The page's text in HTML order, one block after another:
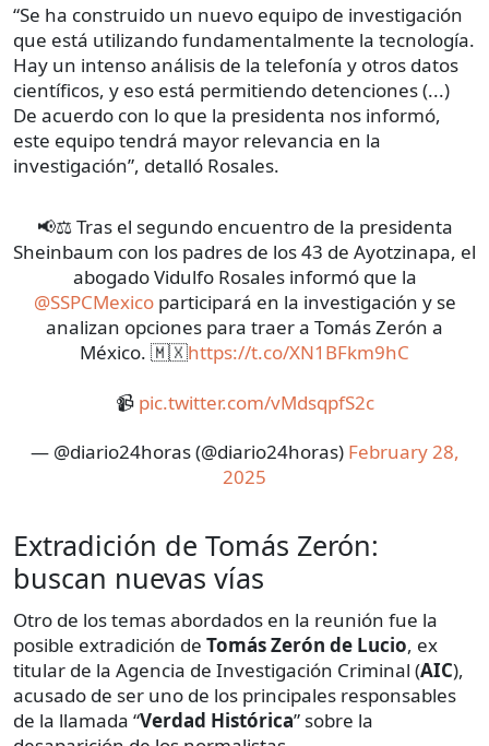
“Se ha construido un nuevo equipo de investigación
que está utilizando fundamentalmente la tecnología.
Hay un intenso análisis de la telefonía y otros datos
científicos, y eso está permitiendo detenciones (...)
De acuerdo con lo que la presidenta nos informó,
este equipo tendrá mayor relevancia en la
investigación”, detalló Rosales.
📢⚖️ Tras el segundo encuentro de la presidenta
Sheinbaum con los padres de los 43 de Ayotzinapa, el
abogado Vidulfo Rosales informó que la
@SSPCMexicoparticipará en la investigación y se
analizan opciones para traer a Tomás Zerón a
México. 🇲🇽https://t.co/XN1BFkm9hC
📹 pic.twitter.com/vMdsqpfS2c
— @diario24horas (@diario24horas) February 28,
2025
Extradición de Tomás Zerón:
buscan nuevas vías
Otro de los temas abordados en la reunión fue la
posible extradición de Tomás Zerón de Lucio, ex
titular de la Agencia de Investigación Criminal (AIC),
acusado de ser uno de los principales responsables
de la llamada “Verdad Histórica” sobre la